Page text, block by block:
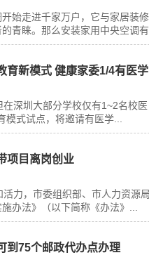
始走进千家万户，它与家居装
青睐。那么安装家用中央空调有
育新模式 健康家委1/4有医
深圳大部分学校仅有1~2名校
式试点，将邀请有医学...
项目离岗创业
力，市委组织部、市人力资源
办法》（以下简称《办法》...
到75个邮政代办点办理